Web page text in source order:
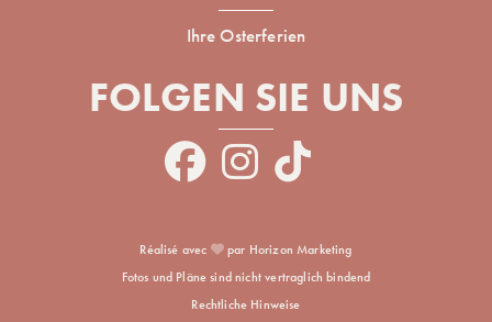
Ihre Osterferien
FOLGEN SIE UNS
Réalisé avec
par Horizon Marketing
Fotos und Pläne sind nicht vertraglich bindend
Rechtliche Hinweise